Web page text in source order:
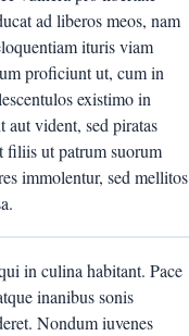
ad liberos meos, nam
ituris viam
proficiunt ut, cum in
existimo in
aut vident, sed piratas
filiis ut patrum suorum
immolentur, sed mellitos
in culina habitant. Pace
inanibus sonis
Nondum iuvenes